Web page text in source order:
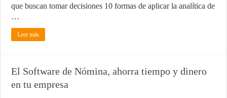
que buscan tomar decisiones 10 formas de aplicar la analítica de
…
Leer más
El Software de Nómina, ahorra tiempo y dinero
en tu empresa